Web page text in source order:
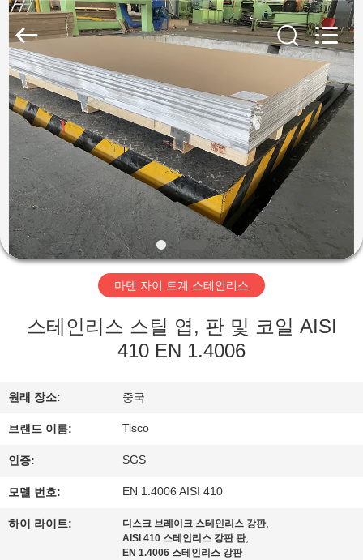
집
제
품
동
영
리
에
대
하
여
supplier.
Copyright
2018
2026
Wuxi
Guanglu
Special
Steel
Co.,
Ltd.
Rights
Reserved.
마텐 자이 트계 스테인리스
스테인리스 스틸 엽, 판 및 코일 AISI
410 EN 1.4006
원래 장소: 중국
브랜드 이름: Tisco
인증: SGS
모델 번호: EN 1.4006 AISI 410
하이 라이트: 디스크 브레이크 스테인리스 강판,
AISI 410 스테인리스 강판 판,
EN 1.4006 스테인리스 강판